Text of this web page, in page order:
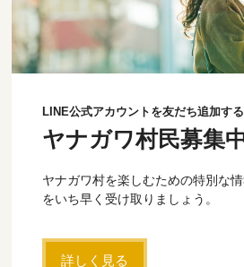
LINE公式アカウントを友だち追加する
ヤナガワ村民募集中
ヤナガワ村を楽しむための特別な
をいち早く受け取りましょう。
詳しく見る